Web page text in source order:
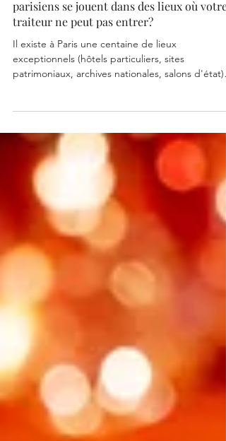
Pourquoi les meilleurs événements
parisiens se jouent dans des lieux où votre
traiteur ne peut pas entrer?
exceptionnels (hôtels particuliers, sites
qui ne disposent d'aucune infrastructure traiteur.
Pas de cuisine. Pas de monte-charge. Pas de
de livraison... La plupart des traiteurs refusent.
autres improvisent. Le paradoxe des lieux rares
Plus un lieu est chargé symboliquement, plus il
difficile à opérer. Les salons privés des Archives
Nationales ne sont typiquement pas équipés